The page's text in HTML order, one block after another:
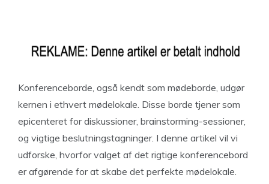
Konferenceborde, også kendt som mødeborde, udgør
kernen i ethvert mødelokale. Disse borde tjener som
epicenteret for diskussioner, brainstorming-sessioner,
og vigtige beslutningstagninger. I denne artikel vil vi
udforske, hvorfor valget af det rigtige konferencebord
er afgørende for at skabe det perfekte mødelokale.